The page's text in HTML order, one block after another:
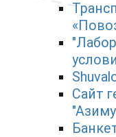
Сайт